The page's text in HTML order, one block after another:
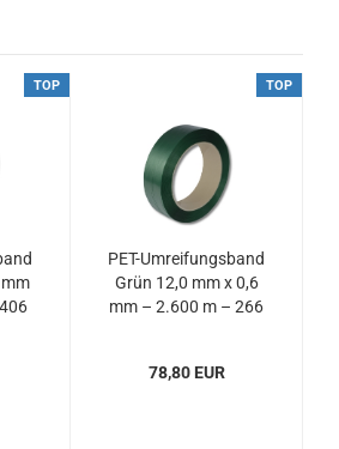
TOP TOP
PET-Umreifungsband
Grün 12,0 mm x 0,6
mm – 2.600 m – 266
78,80 EUR